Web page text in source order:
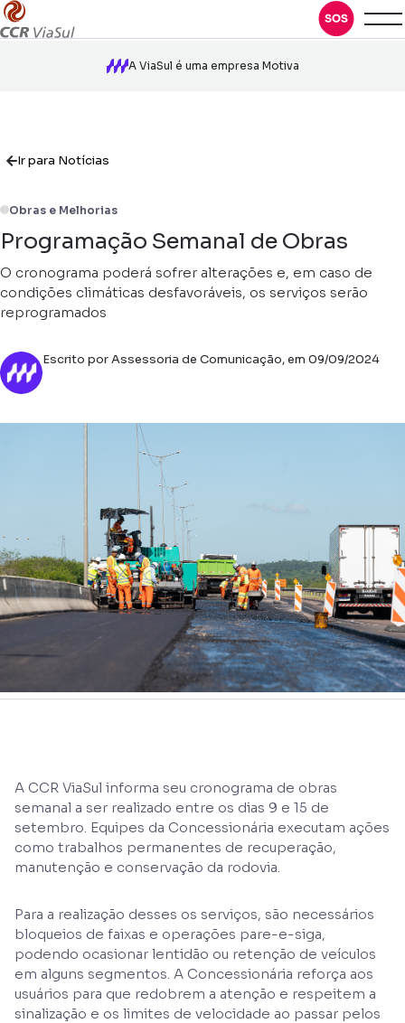
A ViaSul é uma empresa Motiva
Ir para Notícias
Obras e Melhorias
Programação Semanal de Obras
O cronograma poderá sofrer alterações e, em caso de
condições climáticas desfavoráveis, os serviços serão
reprogramados
Escrito por Assessoria de Comunicação, em 09/09/2024
A CCR ViaSul informa seu cronograma de obras
semanal a ser realizado entre os dias 9 e 15 de
setembro. Equipes da Concessionária executam ações
como trabalhos permanentes de recuperação,
manutenção e conservação da rodovia.
Para a realização desses os serviços, são necessários
bloqueios de faixas e operações pare-e-siga,
podendo ocasionar lentidão ou retenção de veículos
em alguns segmentos. A Concessionária reforça aos
usuários para que redobrem a atenção e respeitem a
sinalização e os limites de velocidade ao passar pelos